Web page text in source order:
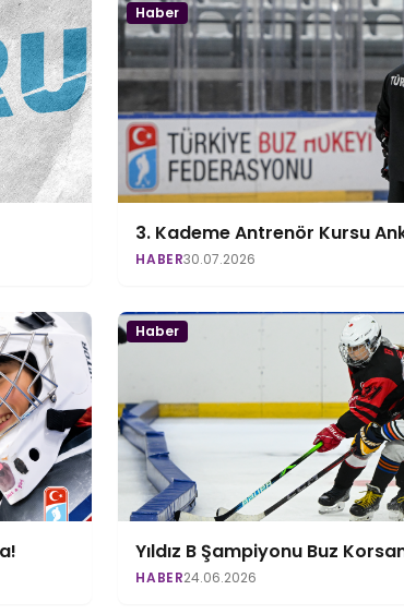
Haber
3. Kademe Antrenör Kursu
HABER30.07.2026
Haber
Yıldız B Şampiyonu Buz
HABER24.06.2026